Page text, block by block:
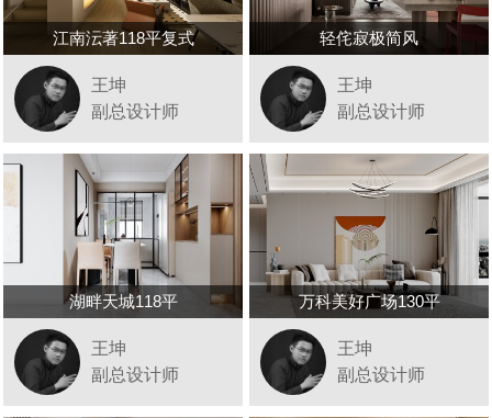
江南沄著118平复式
王坤
副总设计师
轻侘寂极简风
王坤
副总设计师
湖畔天城118平
王坤
副总设计师
万科美好广场130平
王坤
副总设计师